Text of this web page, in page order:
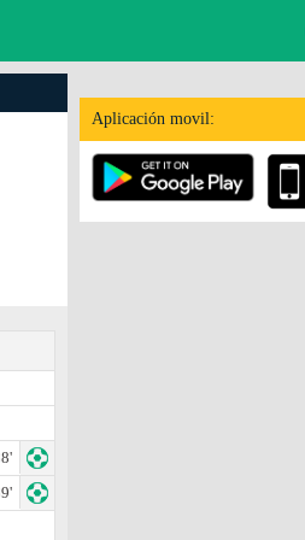
Aplicación movil: